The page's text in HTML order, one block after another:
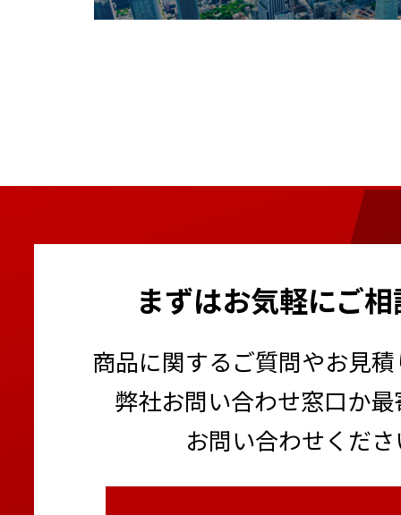
まずはお気軽にご
商品に関するご質問やお見
弊社お問い合わせ窓口か
お問い合わせくだ